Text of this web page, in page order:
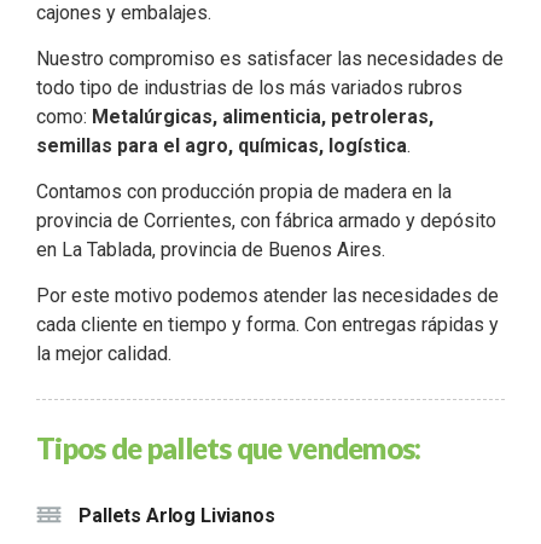
cajones y embalajes.
Nuestro compromiso es satisfacer las necesidades de
todo tipo de industrias de los más variados rubros
como: Metalúrgicas, alimenticia, petroleras,
semillas para el agro, químicas, logística.
Contamos con producción propia de madera en la
provincia de Corrientes, con fábrica armado y depósito
en La Tablada, provincia de Buenos Aires.
Por este motivo podemos atender las necesidades de
cada cliente en tiempo y forma. Con entregas rápidas y
la mejor calidad.
Tipos de pallets que vendemos:
Pallets Arlog Livianos